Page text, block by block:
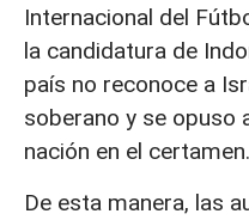
Internacional del
la candidatura de
país no reconoce a
soberano y se opuso
nación en el certamen.
De esta manera, las